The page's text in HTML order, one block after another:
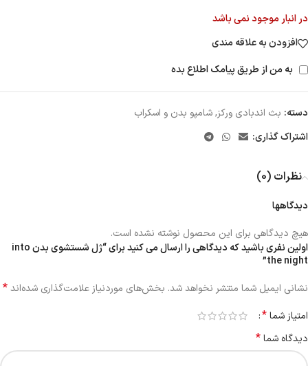
در انبار موجود نمی باشد
افزودن به علاقه مندی
به من از طریق پیامک اطلاع بده
دسته: بث اندبادی ورکز,شامپو بدن و اسکراب
اشتراک گذاری:
نظرات (0)
دیدگاهها
هیچ دیدگاهی برای این محصول نوشته نشده است.
اولین نفری باشید که دیدگاهی را ارسال می کنید برای “ژل شستشوی بدن into
the night”
نشانی ایمیل شما منتشر نخواهد شد. بخش‌های موردنیاز علامت‌گذاری شده‌اند*
امتیاز شما*
دیدگاه شما*